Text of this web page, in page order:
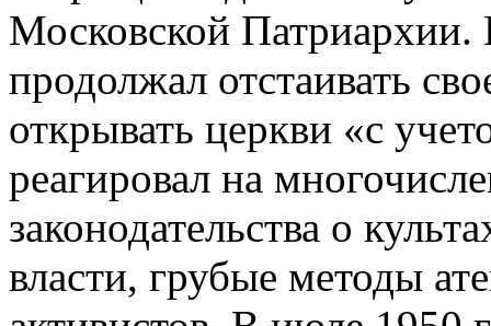
Московской Патриархии.
продолжал отстаивать
открывать церкви «с
реагировал на
законодательства о
власти, грубые методы